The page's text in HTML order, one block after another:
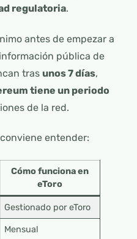
regulatoria.
antes de empezar a
pública de
tras unos 7 días,
tiene un periodo
de la red.
entender:
Cómo funciona en
eToro
Gestionado por eToro
Mensual